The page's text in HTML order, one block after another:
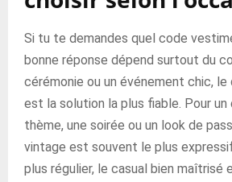
Si tu te demandes quel code
bonne réponse dépend surtout du
cérémonie ou un événement chic,
est la solution la plus fiable. Pour un
thème, une soirée ou un look de
vintage est souvent le plus
plus régulier, le casual bien maîtrisé